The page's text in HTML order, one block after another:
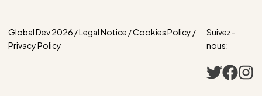
Global Dev 2026 / Legal Notice / Cookies Policy /
Privacy Policy
Suivez-
nous: